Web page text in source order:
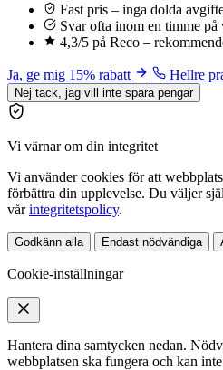
Fast pris – inga dolda
Svar ofta inom en timme på
4,3/5 på Reco –
Ja, ge mig 15% rabatt Hellre
Nej tack, jag vill inte spara pengar
Vi värnar om din integritet
Vi använder cookies för att
förbättra din upplevelse. Du väljer
vårintegritetspolicy.
Godkänn alla Endast nödvändiga
Cookie-inställningar
Hantera dina samtycken nedan.
webbplatsen ska fungera och kan inte